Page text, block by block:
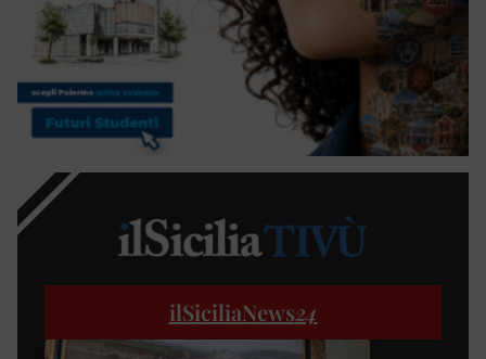
ilSiciliaNews24